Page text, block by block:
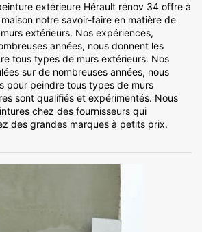
extérieure Hérault rénov 34 offre à
notre savoir-faire en matière de
extérieurs. Nos expériences,
années, nous donnent les
tous types de murs extérieurs. Nos
sur de nombreuses années, nous
pour peindre tous types de murs
sont qualifiés et expérimentés. Nous
chez des fournisseurs qui
des grandes marques à petits prix.